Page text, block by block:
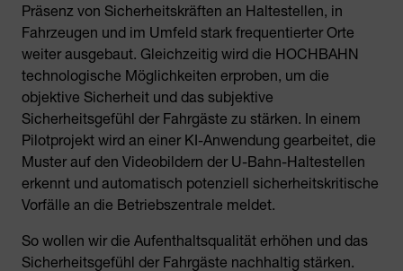
Präsenz von Sicherheitskräften an Haltestellen, in
Fahrzeugen und im Umfeld stark frequentierter Orte
weiter ausgebaut. Gleichzeitig wird die HOCHBAHN
technologische Möglichkeiten erproben, um die
objektive Sicherheit und das subjektive
Sicherheitsgefühl der Fahrgäste zu stärken. In einem
Pilotprojekt wird an einer KI-Anwendung gearbeitet, die
Muster auf den Videobildern der U-Bahn-Haltestellen
erkennt und automatisch potenziell sicherheitskritische
Vorfälle an die Betriebszentrale meldet.
So wollen wir die Aufenthaltsqualität erhöhen und das
Sicherheitsgefühl der Fahrgäste nachhaltig stärken.